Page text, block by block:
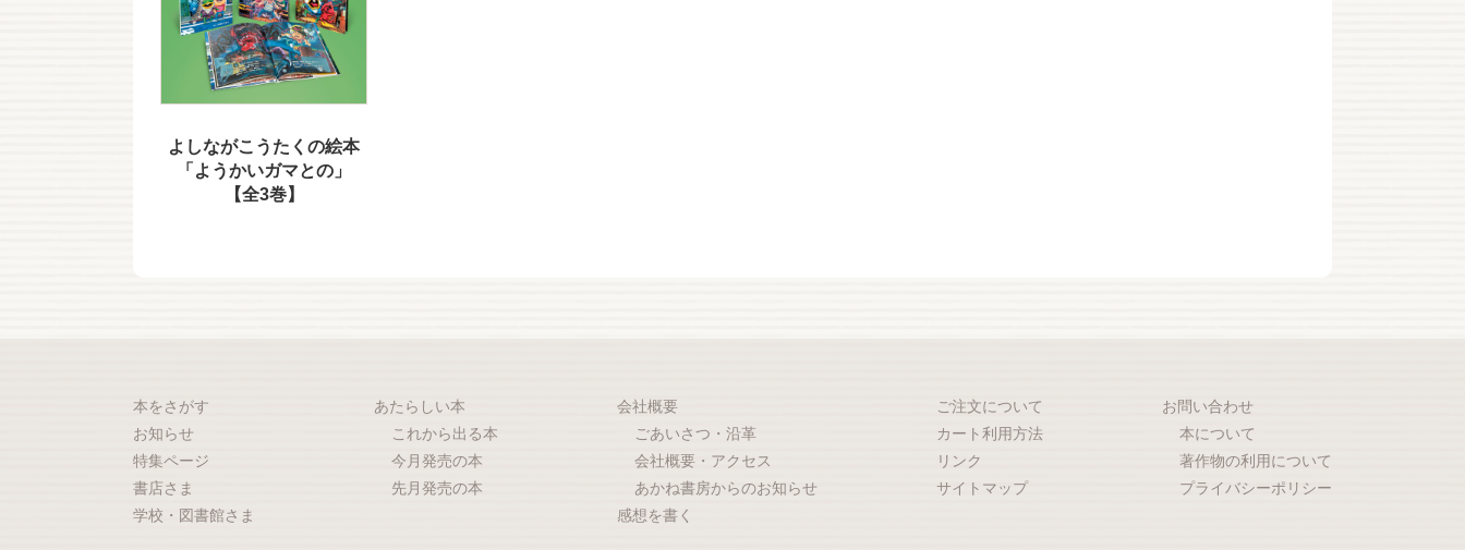
よしながこうたくの絵本
「ようかいガマとの」
【全3巻】
本をさがす
お知らせ
特集ページ
書店さま
学校・図書館さま
あたらしい本
これから出る本
今月発売の本
先月発売の本
会社概要
ごあいさつ・沿革
会社概要・アクセス
あかね書房からのお知らせ
感想を書く
ご注文について
カート利用方法
リンク
サイトマップ
お問い合わせ
本について
著作物の利用について
プライバシーポリシー